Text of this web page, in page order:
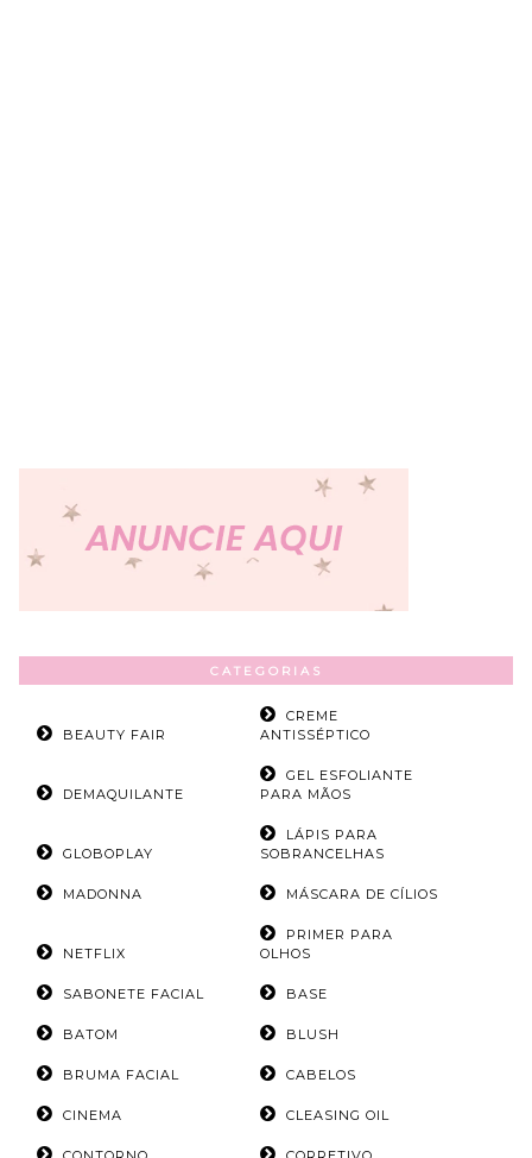
CATEGORIAS
BEAUTY FAIR
CREME
ANTISSÉPTICO
DEMAQUILANTE
GEL ESFOLIANTE
PARA MÃOS
GLOBOPLAY
LÁPIS PARA
SOBRANCELHAS
MADONNA MÁSCARA DE CÍLIOS
NETFLIX
PRIMER PARA
OLHOS
SABONETE FACIAL BASE
BATOM BLUSH
BRUMA FACIAL CABELOS
CINEMA CLEASING OIL